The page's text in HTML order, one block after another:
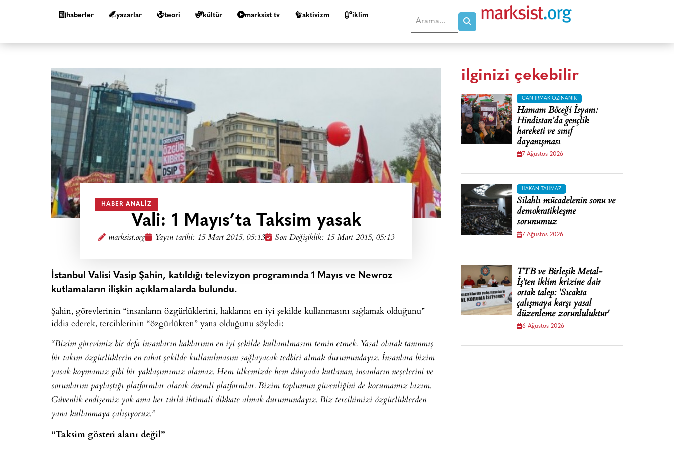
haberler yazarlar teori kültür marksist tv aktivizm i̇klim
HABER ANALIZ
Vali: 1 Mayıs’ta Taksim yasak
marksist.org Yayın tarihi: 15 Mart 2015, 05:13 Son Değişiklik: 15 Mart 2015, 05:13
İstanbul Valisi Vasip Şahin, katıldığı televizyon programında 1 Mayıs ve Newroz
kutlamaların ilişkin açıklamalarda bulundu.
Şahin, görevlerinin “insanların özgürlüklerini, haklarını en iyi şekilde kullanmasını sağlamak olduğunu”
iddia ederek, tercihlerinin “özgürlükten” yana olduğunu söyledi:
“Bizim görevimiz bir defa insanların haklarının en iyi şekilde kullanılmasını temin etmek. Yasal olarak tanınmış
bir takım özgürlüklerin en rahat şekilde kullanılmasını sağlayacak tedbiri almak durumundayız. İnsanlara bizim
yasak koymamız gibi bir yaklaşımımız olamaz. Hem ülkemizde hem dünyada kutlanan, insanların neşelerini ve
sorunlarını paylaştığı platformlar olarak önemli platformlar. Bizim toplumun güvenliğini de korumamız lazım.
Güvenlik endişemiz yok ama her türlü ihtimali dikkate almak durumundayız. Biz tercihimizi özgürlüklerden
yana kullanmaya çalışıyoruz.”
“Taksim gösteri alanı değil”
ilginizi çekebilir
CAN IRMAK ÖZINANIR
Hamam Böceği İsyanı:
Hindistan’da gençlik
hareketi ve sınıf
dayanışması
7 Ağustos 2026
HAKAN TAHMAZ
Silahlı mücadelenin sonu ve
demokratikleşme
sorunumuz
7 Ağustos 2026
TTB ve Birleşik Metal-
İş'ten iklim krizine dair
ortak talep: 'Sıcakta
çalışmaya karşı yasal
düzenleme zorunluluktur'
6 Ağustos 2026